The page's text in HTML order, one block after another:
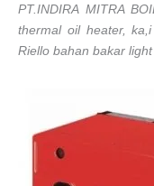
PT.INDIRA MITRA
thermal oil heater,
Riello bahan bakar